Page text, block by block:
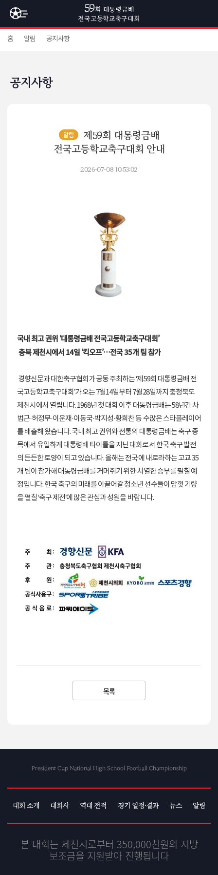
59회 대통령금배
전국고등학교축구대회
홈 알림 공지사항
공지사항
알림
제59회 대통령금배
전국고등학교축구대회 안내
2026-07-08 10:53:02
국내 최고 권위 ‘대통령금배 전국고등학교축구대회’
충북 제천시에서 14일 ‘킥오프’…전국 35개 팀 참가
경향신문과 대한축구협회가 공동 주최하는 ‘제59회 대통령금배 전
국고등학교축구대회’가 오는 7월14일부터 7월28일까지 충청북도
제천시에서 열립니다. 1968년 첫 대회 이후 대통령금배는 58년간 차
범근·허정무·이운재·이동국·박지성·황희찬 등 수많은 스타플레이어
를 배출해 왔습니다. 국내 최고 권위와 전통의 대통령금배는 축구 종
목에서 유일하게 대통령배 타이틀을 지닌 대회로서 한국 축구 발전
의 든든한 토양이 되고 있습니다. 올해는 전국에 내로라하는 고교 35
개 팀이 참가해 대통령금배를 거머쥐기 위한 치열한 승부를 펼칠 예
정입니다. 한국 축구의 미래를 이끌어갈 청소년 선수들이 맘껏 기량
을 펼칠 ‘축구 제전’에 많은 관심과 성원을 바랍니다.
목록
President Cup National High School Football Championship
대회 소개 대회사 역대 전적 경기 일정·결과 뉴스 알림
본 대회는 제천시로부터 350,000천원의 지방
보조금을 지원받아 진행됩니다